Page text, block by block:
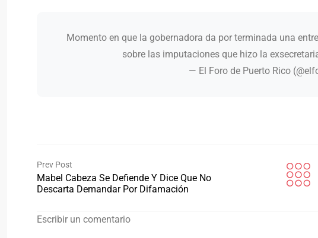
Momento en que la gobernadora da por terminada una
sobre las imputaciones que hizo la
— El Foro de Puerto Rico
Prev Post
Mabel Cabeza Se Defiende Y Dice Que No
Descarta Demandar Por Difamación
Escribir un comentario